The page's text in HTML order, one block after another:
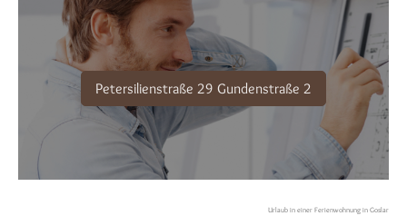
Petersilienstraße 29 Gundenstraße 2
Urlaub in einer Ferienwohnung in Goslar